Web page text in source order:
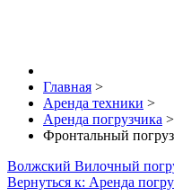
Главная >
Аренда техники >
Аренда погрузчика >
Фронтальный
Волжский Вилочный
Вернуться к: Аренда